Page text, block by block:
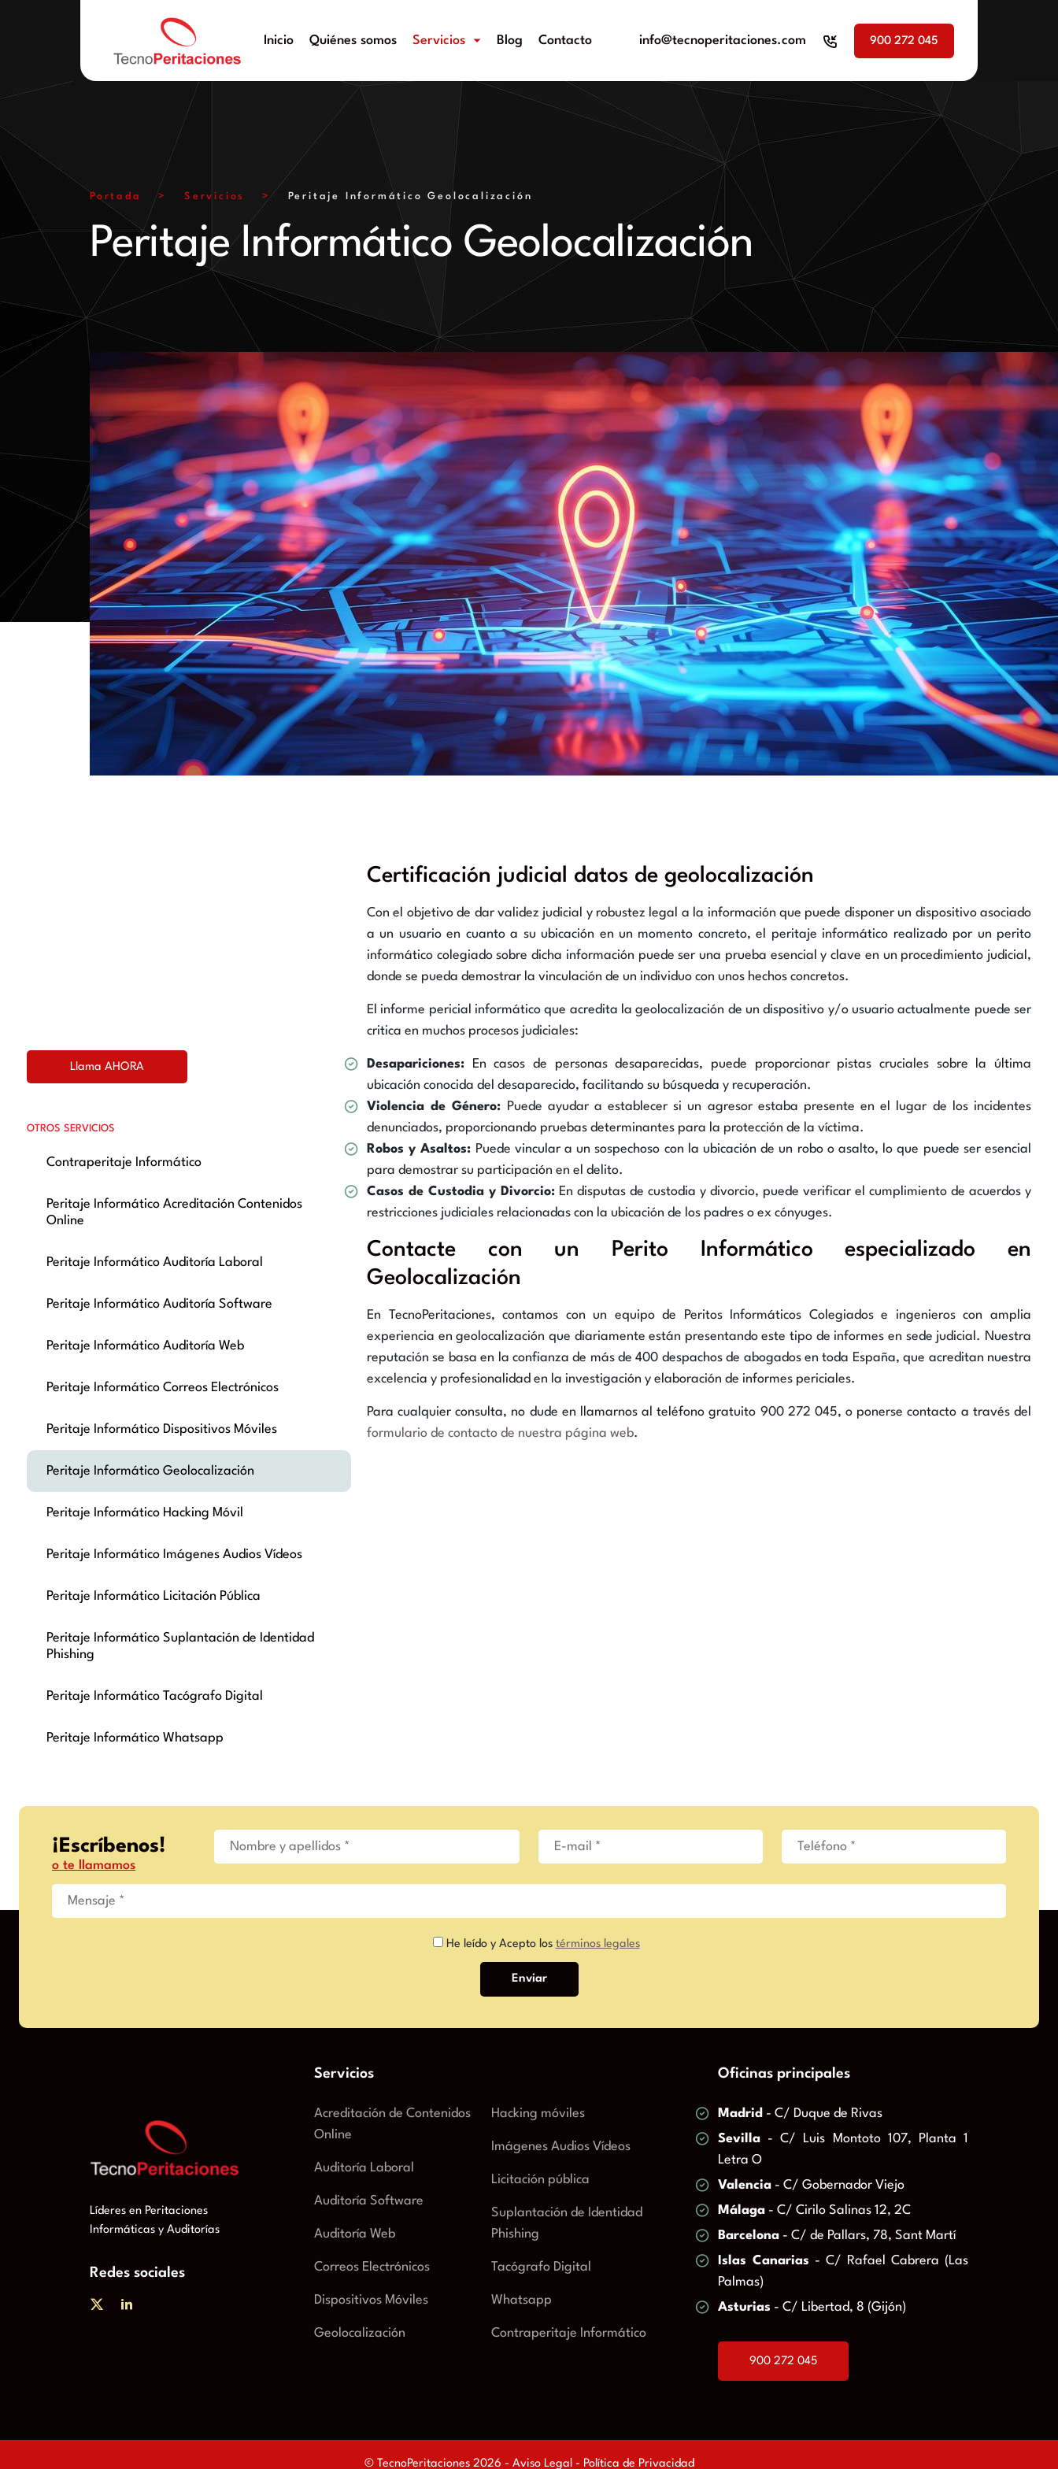
Inicio Quiénes somos Servicios Blog Contacto info@tecnoperitaciones.com 900 272 045
Portada > Servicios > Peritaje Informático Geolocalización
Peritaje Informático Geolocalización
Llama AHORA
OTROS SERVICIOS
Contraperitaje Informático
Peritaje Informático Acreditación Contenidos
Online
Peritaje Informático Auditoría Laboral
Peritaje Informático Auditoría Software
Peritaje Informático Auditoría Web
Peritaje Informático Correos Electrónicos
Peritaje Informático Dispositivos Móviles
Peritaje Informático Geolocalización
Peritaje Informático Hacking Móvil
Peritaje Informático Imágenes Audios Vídeos
Peritaje Informático Licitación Pública
Peritaje Informático Suplantación de Identidad
Phishing
Peritaje Informático Tacógrafo Digital
Peritaje Informático Whatsapp
Certificación judicial datos de geolocalización
Con el objetivo de dar validez judicial y robustez legal a la información que puede disponer un dispositivo asociado
a un usuario en cuanto a su ubicación en un momento concreto, el peritaje informático realizado por un perito
informático colegiado sobre dicha información puede ser una prueba esencial y clave en un procedimiento judicial,
donde se pueda demostrar la vinculación de un individuo con unos hechos concretos.
El informe pericial informático que acredita la geolocalización de un dispositivo y/o usuario actualmente puede ser
critica en muchos procesos judiciales:
Desapariciones:En casos de personas desaparecidas, puede proporcionar pistas cruciales sobre la última
ubicación conocida del desaparecido, facilitando su búsqueda y recuperación.
Violencia de Género: Puede ayudar a establecer si un agresor estaba presente en el lugar de los incidentes
denunciados, proporcionando pruebas determinantes para la protección de la víctima.
Robos y Asaltos: Puede vincular a un sospechoso con la ubicación de un robo o asalto, lo que puede ser esencial
para demostrar su participación en el delito.
Casos de Custodia y Divorcio:En disputas de custodia y divorcio, puede verificar el cumplimiento de acuerdos y
restricciones judiciales relacionadas con la ubicación de los padres o ex cónyuges.
Contacte con un Perito Informático especializado en
Geolocalización
En TecnoPeritaciones, contamos con un equipo de Peritos Informáticos Colegiados e ingenieros con amplia
experiencia en geolocalización que diariamente están presentando este tipo de informes en sede judicial. Nuestra
reputación se basa en la confianza de más de 400 despachos de abogados en toda España, que acreditan nuestra
excelencia y profesionalidad en la investigación y elaboración de informes periciales.
Para cualquier consulta, no dude en llamarnos al teléfono gratuito 900 272 045, o ponerse contacto a través del
formulario de contacto de nuestra página web.
¡Escríbenos!
o te llamamos
He leído y Acepto los términos legales
Líderes en Peritaciones
Informáticas y Auditorías
Redes sociales
Servicios
Acreditación de Contenidos
Online
Auditoría Laboral
Auditoría Software
Auditoría Web
Correos Electrónicos
Dispositivos Móviles
Geolocalización
Hacking móviles
Imágenes Audios Vídeos
Licitación pública
Suplantación de Identidad
Phishing
Tacógrafo Digital
Whatsapp
Contraperitaje Informático
Oficinas principales
Madrid - C/ Duque de Rivas
Sevilla - C/ Luis Montoto 107, Planta 1
Letra O
Valencia - C/ Gobernador Viejo
Málaga - C/ Cirilo Salinas 12, 2C
Barcelona - C/ de Pallars, 78, Sant Martí
Islas Canarias - C/ Rafael Cabrera (Las
Palmas)
Asturias - C/ Libertad, 8 (Gijón)
900 272 045
© TecnoPeritaciones 2026 - Aviso Legal- Política de Privacidad